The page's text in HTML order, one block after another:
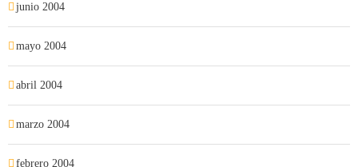
junio 2004
mayo 2004
abril 2004
marzo 2004
febrero 2004